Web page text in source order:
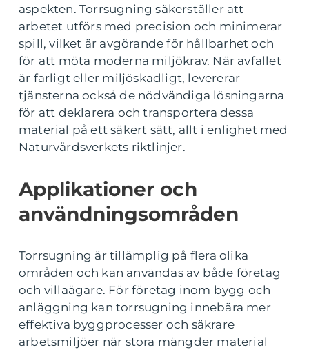
aspekten. Torrsugning säkerställer att
arbetet utförs med precision och minimerar
spill, vilket är avgörande för hållbarhet och
för att möta moderna miljökrav. När avfallet
är farligt eller miljöskadligt, levererar
tjänsterna också de nödvändiga lösningarna
för att deklarera och transportera dessa
material på ett säkert sätt, allt i enlighet med
Naturvårdsverkets riktlinjer.
Applikationer och
användningsområden
Torrsugning är tillämplig på flera olika
områden och kan användas av både företag
och villaägare. För företag inom bygg och
anläggning kan torrsugning innebära mer
effektiva byggprocesser och säkrare
arbetsmiljöer när stora mängder material